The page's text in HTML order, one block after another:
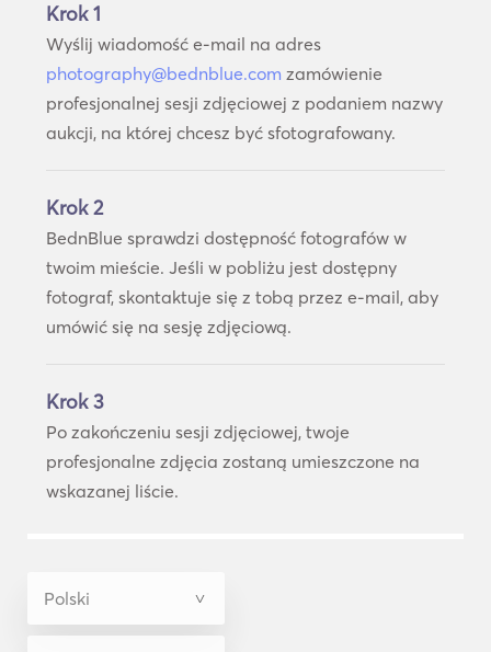
Krok 1
Wyślij wiadomość e-mail na adres
photography@bednblue.com zamówienie
profesjonalnej sesji zdjęciowej z podaniem nazwy
aukcji, na której chcesz być sfotografowany.
Krok 2
BednBlue sprawdzi dostępność fotografów w
twoim mieście. Jeśli w pobliżu jest dostępny
fotograf, skontaktuje się z tobą przez e-mail, aby
umówić się na sesję zdjęciową.
Krok 3
Po zakończeniu sesji zdjęciowej, twoje
profesjonalne zdjęcia zostaną umieszczone na
wskazanej liście.